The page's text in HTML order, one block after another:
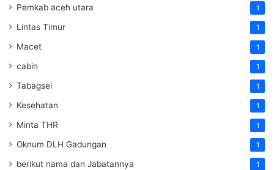
Pemkab aceh utara 1
Lintas Timur 1
Macet 1
cabin 1
Tabagsel 1
Kesehatan 1
Minta THR 1
Oknum DLH Gadungan 1
berikut nama dan Jabatannya 1